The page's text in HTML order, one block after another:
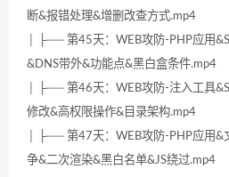
断&报错处理&增删改查方式.mp4
│ ├── 第45天：WEB攻防-PHP应用
&DNS带外&功能点&黑白盒条件.mp4
│ ├── 第46天：WEB攻防-注入工具
修改&高权限操作&目录架构.mp4
│ ├── 第47天：WEB攻防-PHP应用&
争&二次渲染&黑白名单&JS绕过.mp4